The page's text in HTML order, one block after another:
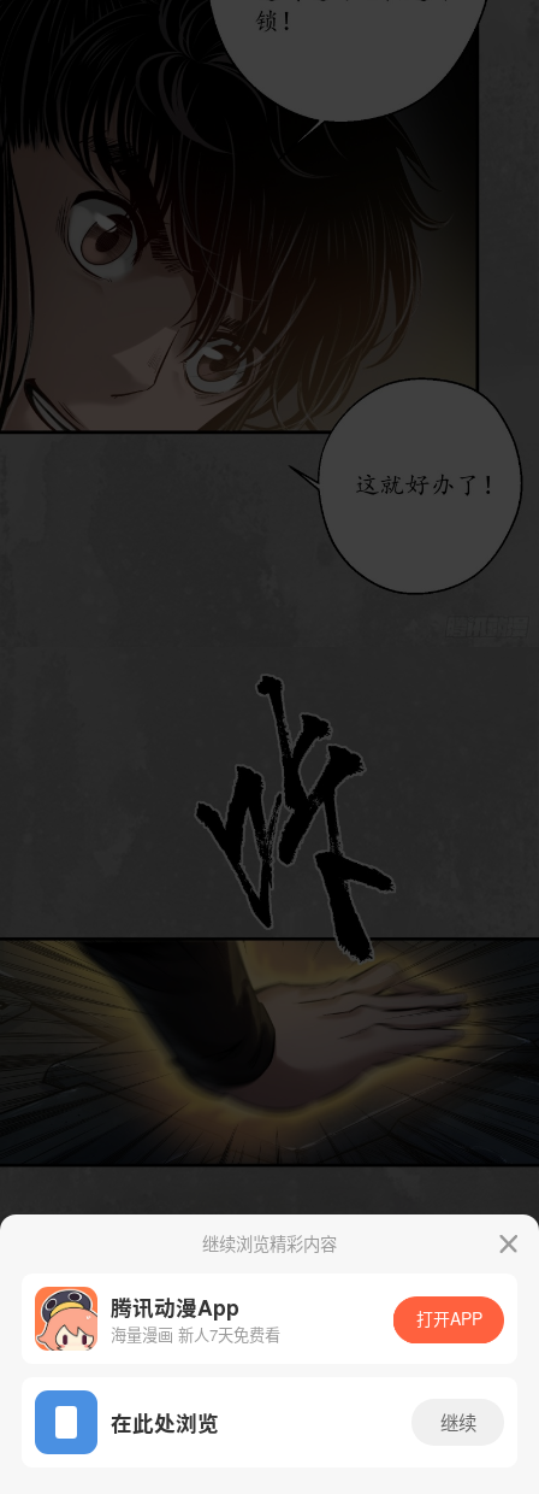
App免费看
继续浏览精彩内容
腾讯动漫App
海量漫画 新人7天免费看
打开APP
在此处浏览 继续